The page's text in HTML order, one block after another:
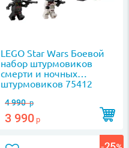
LEGO Star Wars Боевой
набор штурмовиков
смерти и ночных
штурмовиков 75412
4 990р
3 990 р